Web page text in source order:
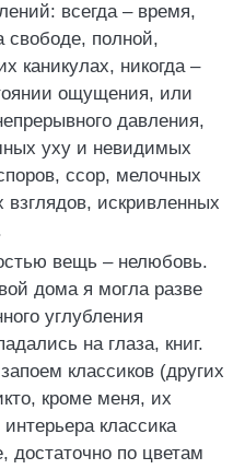
всегда – время,
свободе, полной,
каникулах, никогда –
ощущения, или
давления,
уху и невидимых
ссор, мелочных
искривленных
вещь – нелюбовь.
дома я могла разве
углубления
на глаза, книг.
классиков (других
кроме меня, их
классика
достаточно по цветам